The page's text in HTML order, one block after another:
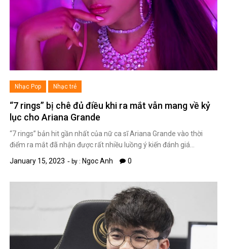
Nhạc Pop Nhạc trẻ
“7 rings” bị chê đủ điều khi ra mắt vẫn mang về kỷ
lục cho Ariana Grande
“7 rings” bản hit gần nhất của nữ ca sĩ Ariana Grande vào thời
điểm ra mắt đã nhận được rất nhiều luồng ý kiến đánh giá…
January 15, 2023
by : Ngoc Anh 0